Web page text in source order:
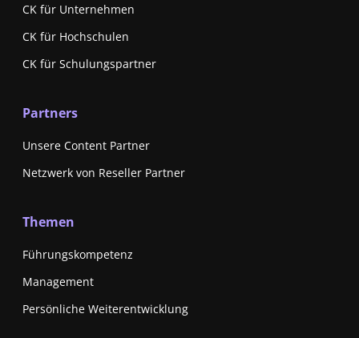
CK für Unternehmen
CK für Hochschulen
CK für Schulungspartner
Partners
Unsere Content Partner
Netzwerk von Reseller Partner
Themen
Führungskompetenz
Management
Persönliche Weiterentwicklung